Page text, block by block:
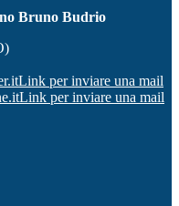
Bruno Budrio
Link per inviare una mail
Link per inviare una mail